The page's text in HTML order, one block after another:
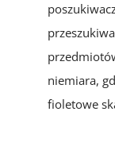
niemiara,
fioletowe